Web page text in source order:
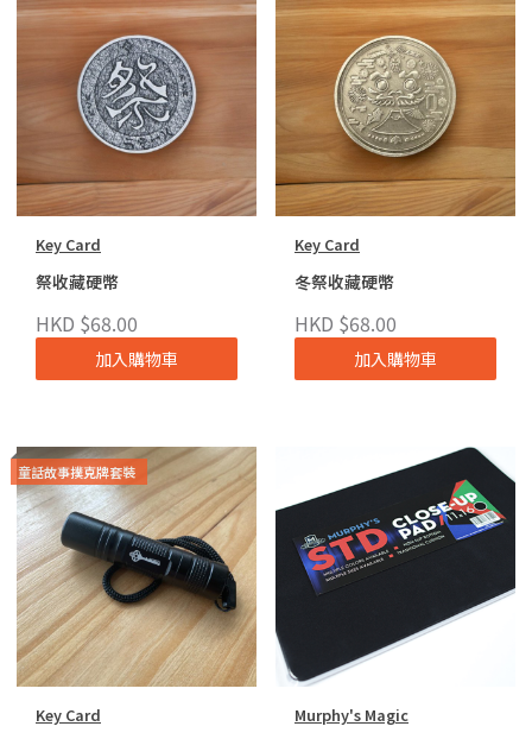
Key Card
祭收藏硬幣
HKD $68.00
加入購物車
Key Card
冬祭收藏硬幣
HKD $68.00
加入購物車
童話故事撲克牌套裝
Key Card Murphy's Magic